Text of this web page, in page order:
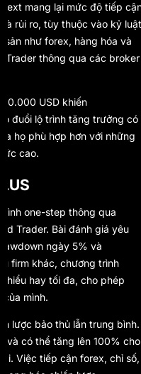
mang lại mức độ tiếp
là rủi ro, tùy thuộc vào kỷ luật
sản như forex, hàng hóa và
thông qua các broker
USD khiến
đuổi lộ trình tăng trưởng có
họ phù hợp hơn với những
cao.
hình one-step thông qua
Trader. Bài đánh giá yêu
ngày 5% và
firm khác, chương trình
thiểu hay tối đa, cho phép
của mình.
lược bảo thủ lẫn trung bình.
và có thể tăng lên 100% cho
Việc tiếp cận forex, chỉ số,